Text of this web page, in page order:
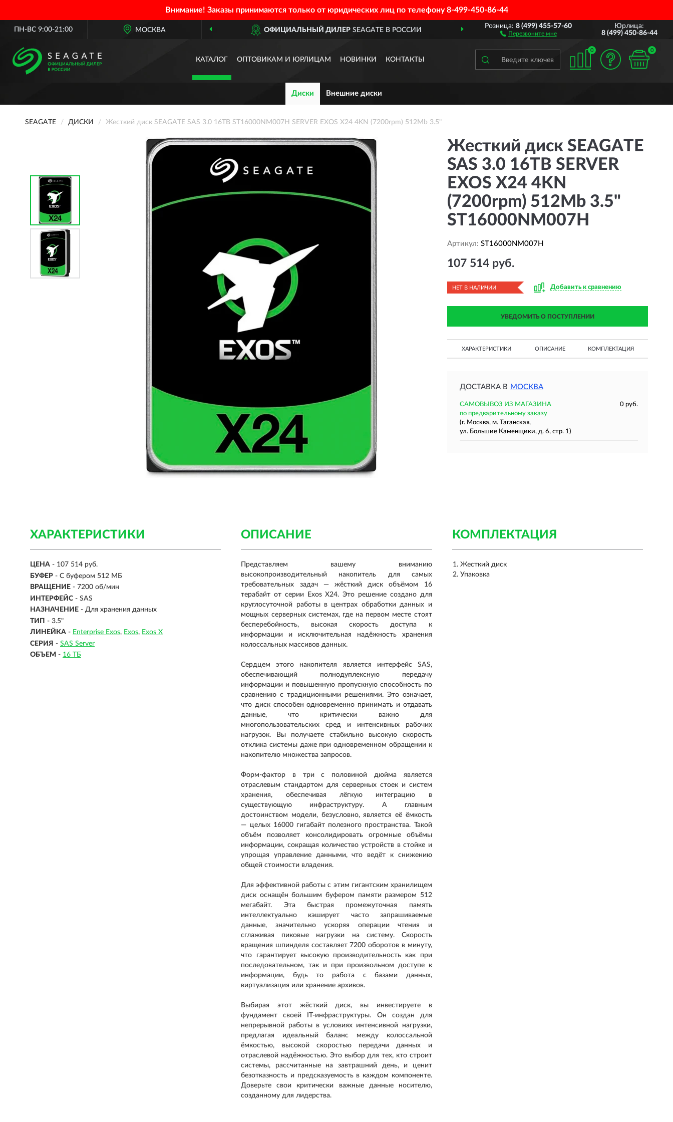
Внимание! Заказы принимаются только от юридических лиц по телефону8-499-450-86-44
ПН-ВС 9:00-21:00 МОСКВА ОФИЦИАЛЬНЫЙ ДИЛЕР SEAGATE В РОССИИ ДОСТАВИМ ПО ВСЕЙ РОССИИ
Розница:8 (499) 455-57-60
Перезвоните мне
Юрлица:
8 (499) 450-86-44
КАТАЛОГ ОПТОВИКАМ И ЮРЛИЦАМ НОВИНКИ КОНТАКТЫ
0 0
Диски Внешние диски
SEAGATE ДИСКИ Жесткий диск SEAGATE SAS 3.0 16TB ST16000NM007H SERVER EXOS X24 4KN (7200rpm) 512Mb 3.5"
Жесткий диск SEAGATE
SAS 3.0 16TB SERVER
EXOS X24 4KN
(7200rpm) 512Mb 3.5"
ST16000NM007H
Артикул: ST16000NM007H
107 514 руб.
НЕТ В НАЛИЧИИ Добавить к сравнению
УВЕДОМИТЬ О ПОСТУПЛЕНИИ
ХАРАКТЕРИСТИКИ ОПИСАНИЕ КОМПЛЕКТАЦИЯ
ДОСТАВКА В МОСКВА
САМОВЫВОЗ ИЗ МАГАЗИНА
0 руб.
по предварительному заказу
(г. Москва, м. Таганская,
ул. Большие Каменщики, д. 6, стр. 1)
ХАРАКТЕРИСТИКИ
ЦЕНА - 107 514 руб.
БУФЕР - С буфером 512 МБ
ВРАЩЕНИЕ - 7200 об/мин
ИНТЕРФЕЙС - SAS
НАЗНАЧЕНИЕ - Для хранения данных
ТИП - 3.5"
ЛИНЕЙКА - Enterprise Exos Exos
Exos X
СЕРИЯ - SAS Server
ОБЪЕМ - 16 ТБ
КОМПЛЕКТАЦИЯ
Жесткий диск
Упаковка
ОПИСАНИЕ
Представляем вашему вниманию
высокопроизводительный накопитель для самых
требовательных задач — жёсткий диск объёмом 16
терабайт от серии Exos X24. Это решение создано для
круглосуточной работы в центрах обработки данных и
мощных серверных системах, где на первом месте стоят
бесперебойность, высокая скорость доступа к
информации и исключительная надёжность хранения
колоссальных массивов данных.
Сердцем этого накопителя является интерфейс SAS,
обеспечивающий полнодуплексную передачу
информации и повышенную пропускную способность по
сравнению с традиционными решениями. Это означает,
что диск способен одновременно принимать и отдавать
данные, что критически важно для
многопользовательских сред и интенсивных рабочих
нагрузок. Вы получаете стабильно высокую скорость
отклика системы даже при одновременном обращении к
накопителю множества запросов.
Форм-фактор в три с половиной дюйма является
отраслевым стандартом для серверных стоек и систем
хранения, обеспечивая лёгкую интеграцию в
существующую инфраструктуру. А главным
достоинством модели, безусловно, является её ёмкость
— целых 16000 гигабайт полезного пространства. Такой
объём позволяет консолидировать огромные объёмы
информации, сокращая количество устройств в стойке и
упрощая управление данными, что ведёт к снижению
общей стоимости владения.
Для эффективной работы с этим гигантским хранилищем
диск оснащён большим буфером памяти размером 512
мегабайт. Эта быстрая промежуточная память
интеллектуально кэширует часто запрашиваемые
данные, значительно ускоряя операции чтения и
сглаживая пиковые нагрузки на систему. Скорость
вращения шпинделя составляет 7200 оборотов в минуту,
что гарантирует высокую производительность как при
последовательном, так и при произвольном доступе к
информации, будь то работа с базами данных,
виртуализация или хранение архивов.
Выбирая этот жёсткий диск, вы инвестируете в
фундамент своей IT-инфраструктуры. Он создан для
непрерывной работы в условиях интенсивной нагрузки,
предлагая идеальный баланс между колоссальной
ёмкостью, высокой скоростью передачи данных и
отраслевой надёжностью. Это выбор для тех, кто строит
системы, рассчитанные на завтрашний день, и ценит
безотказность и предсказуемость в каждом компоненте.
Доверьте свои критически важные данные носителю,
созданному для лидерства.